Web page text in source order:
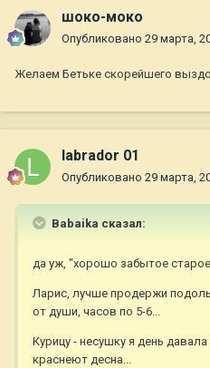
шоко-моко
Опубликовано 29 марта,
Желаем Бетьке скорейшего
labrador 01
Опубликовано 29 марта,
Babaika сказал:
да уж, "хорошо забытое
Ларис, лучше продержи
от души, часов по 5-6...
Курицу - несушку я день
краснеют десна...